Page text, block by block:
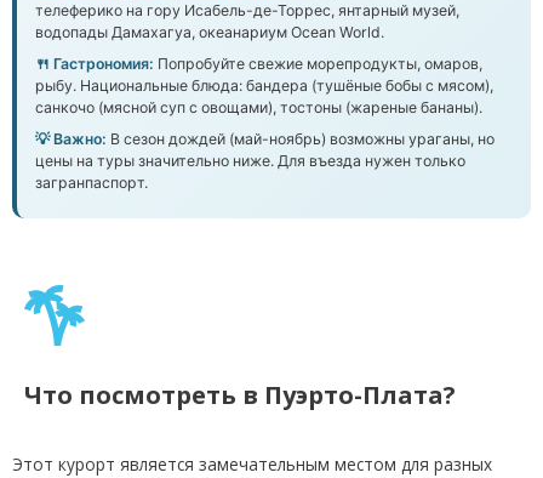
телеферико на гору Исабель-де-Торрес, янтарный музей,
водопады Дамахагуа, океанариум Ocean World.
🍴 Гастрономия: Попробуйте свежие морепродукты, омаров,
рыбу. Национальные блюда: бандера (тушёные бобы с мясом),
санкочо (мясной суп с овощами), тостоны (жареные бананы).
💡 Важно: В сезон дождей (май-ноябрь) возможны ураганы, но
цены на туры значительно ниже. Для въезда нужен только
загранпаспорт.
Что посмотреть в Пуэрто-Плата?
Этот курорт является замечательным местом для разных